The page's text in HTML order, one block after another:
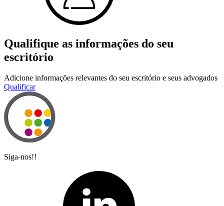
Qualifique as informações do seu
escritório
Adicione informações relevantes do seu escritório e seus advogados
Qualificar
Siga-nos!!